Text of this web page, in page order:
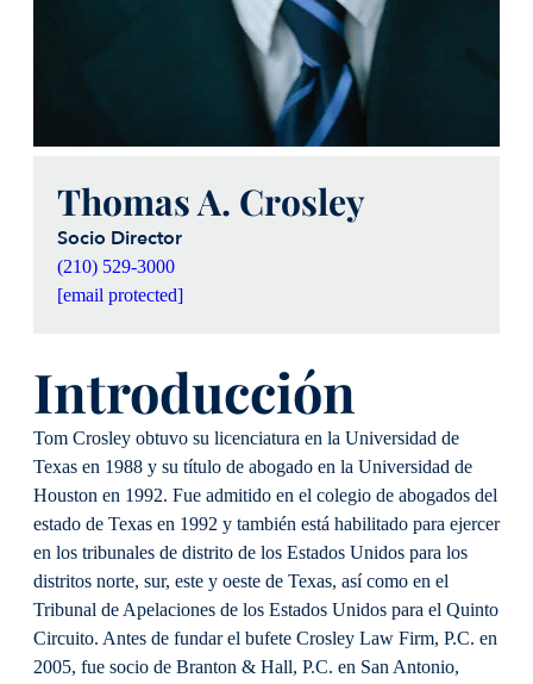
Thomas A. Crosley
Socio Director
(210) 529-3000
[email protected]
Introducción
Tom Crosley obtuvo su licenciatura en la Universidad de
Texas en 1988 y su título de abogado en la Universidad de
Houston en 1992. Fue admitido en el colegio de abogados del
estado de Texas en 1992 y también está habilitado para ejercer
en los tribunales de distrito de los Estados Unidos para los
distritos norte, sur, este y oeste de Texas, así como en el
Tribunal de Apelaciones de los Estados Unidos para el Quinto
Circuito. Antes de fundar el bufete Crosley Law Firm, P.C. en
2005, fue socio de Branton & Hall, P.C. en San Antonio,